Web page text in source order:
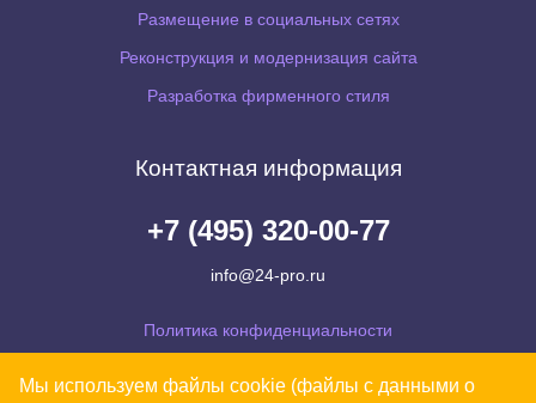
Размещение в социальных сетях
Реконструкция и модернизация сайта
Разработка фирменного стиля
Контактная информация
+7 (495) 320-00-77
info@24-pro.ru
Политика конфиденциальности
Уведомляем Вас, что Ваши персональные данные обрабатываются на сайте в
Мы используем файлы cookie (файлы с данными о